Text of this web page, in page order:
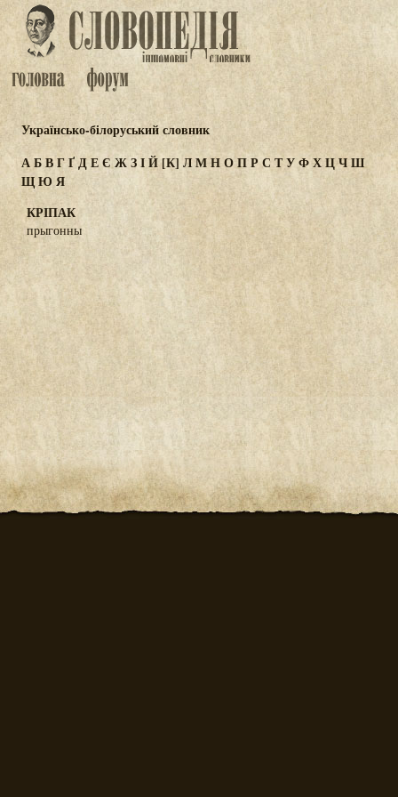
Українсько-білоруський словник
АБВГҐДЕЄ ЖЗІЙ[К] ЛМНОПР С ТУФХЦЧШ
ЩЮ Я
КРІПАК
прыгонны